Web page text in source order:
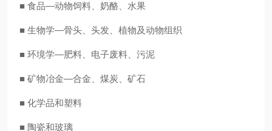
■ 食品—动物饲料、奶酪、水果
■ 生物学—骨头、头发、植物及动物组织
■ 环境学—肥料、电子废料、污泥
■ 矿物冶金—合金、煤炭、矿石
■ 化学品和塑料
■ 陶瓷和玻璃